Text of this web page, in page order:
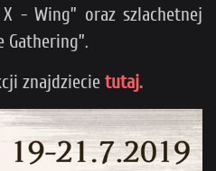
- Wing” oraz szlachetnej
Gathering”.
znajdziecie tutaj.